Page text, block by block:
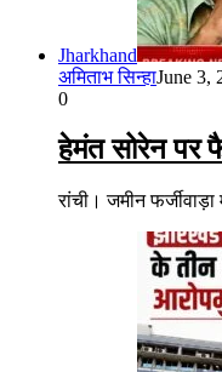
Jharkhand
अमिताभ सिन्हाJune 3,
0
हेमंत सोरेन पर
रांची। जमीन